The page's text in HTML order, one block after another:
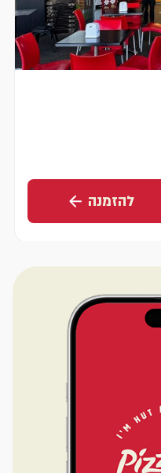
להזמנה